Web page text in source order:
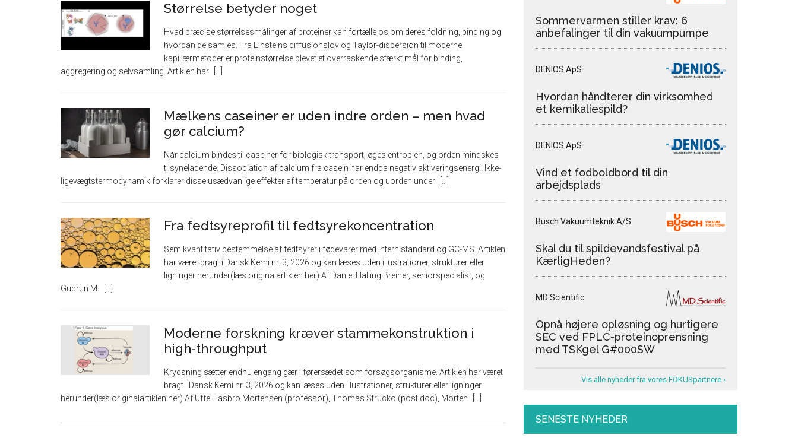
Størrelse betyder noget
Hvad præcise størrelsesmålinger af proteiner kan fortælle os om deres foldning, binding og
hvordan de samles. Fra Einsteins diffusionslov og Taylor-dispersion til moderne
kapillærmetoder er proteinstørrelse blevet et overraskende stærkt mål for binding,
aggregering og selvsamling. Artiklen har
Mælkens caseiner er uden indre orden – men hvad
gør calcium?
Når calcium bindes til caseiner for biologisk transport, øges entropien, og orden mindskes
tilsyneladende. Dissociation af calcium fra casein har endda negativ aktiveringsenergi. Ikke-
ligevægtstermodynamik forklarer disse usædvanlige effekter af temperatur på orden og uorden under
Fra fedtsyreprofil til fedtsyrekoncentration
Semikvantitativ bestemmelse af fedtsyrer i fødevarer med intern standard og GC-MS. Artiklen
har været bragt i Dansk Kemi nr. 3, 2026 og kan læses uden illustrationer, strukturer eller
ligninger herunder(læs originalartiklen her) Af Daniel Halling Breiner, seniorspecialist, og
Gudrun M.
Moderne forskning kræver stammekonstruktion i
high-throughput
Krydsning sætter endnu engang gær i førersædet som forsøgsorganisme. Artiklen har været
bragt i Dansk Kemi nr. 3, 2026 og kan læses uden illustrationer, strukturer eller ligninger
herunder(læs originalartiklen her) Af Uffe Hasbro Mortensen (professor), Thomas Strucko (post doc), Morten
Sommervarmen stiller krav: 6
anbefalinger til din vakuumpumpe
DENIOS ApS
Hvordan håndterer din virksomhed
et kemikaliespild?
DENIOS ApS
Vind et fodboldbord til din
arbejdsplads
Busch Vakuumteknik A/S
Skal du til spildevandsfestival på
KærligHeden?
MD Scientific
Opnå højere opløsning og hurtigere
SEC ved FPLC-proteinoprensning
med TSKgel G#000SW
Vis alle nyheder fra vores FOKUSpartnere ›
SENESTE NYHEDER